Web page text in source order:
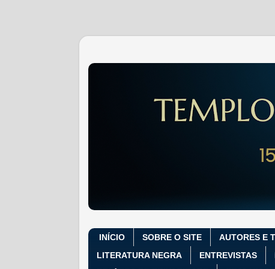
INÍCIO SOBRE O SITE AUTORES E
LITERATURA NEGRA
ENTREVISTAS